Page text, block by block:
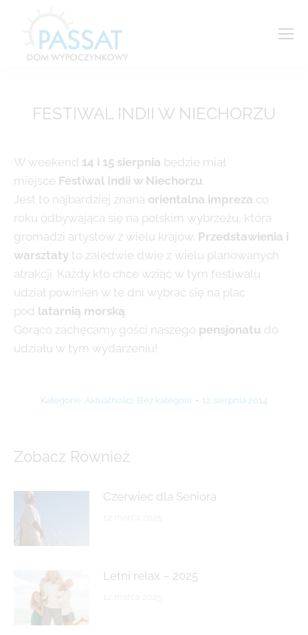
FESTIWAL INDII W NIECHORZU
W weekend 14 i 15 sierpnia będzie miał
miejsce Festiwal Indii w Niechorzu.
Jest to najbardziej znana orientalna impreza co
roku odbywająca się na polskim wybrzeżu, która
gromadzi artystów z wielu krajów. Przedstawienia i
warsztaty to zaledwie dwie z wielu planowanych
atrakcji. Każdy kto chce wziąć w tym festiwalu
udział powinien w te dni wybrać się na plac
pod latarnią morską.
Gorąco zachęcamy gości naszego pensjonatu do
udziału w tym wydarzeniu!
Kategorie: Aktualności, Bez kategorii 12 sierpnia 2014
Zobacz Również
Czerwiec dla Seniora
Letni relax – 2025